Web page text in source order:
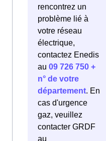
rencontrez un
problème lié à
votre réseau
électrique,
contactez Enedis
au 09 726 750 +
n° de votre
département. En
cas d'urgence
gaz, veuillez
contacter GRDF
au